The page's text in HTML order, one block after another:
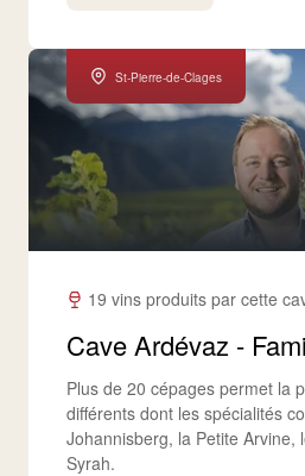
St-Pierre-de-Clages
19 vins produits par cette
Cave Ardévaz -
Plus de 20 cépages permet la
différents dont les spécialités
Johannisberg, la Petite Arvine,
Syrah.